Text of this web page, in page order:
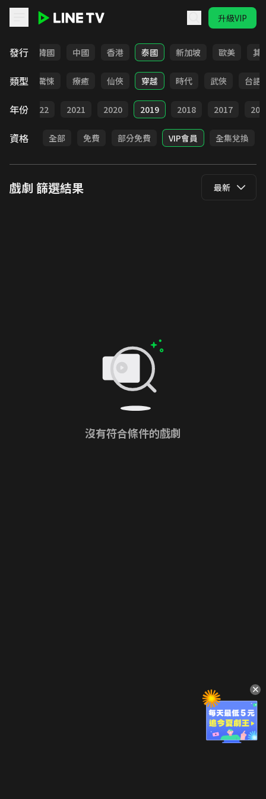
升級VIP
發行
日本 韓國 中國 香港 泰國 新加坡 歐美 其
類型
奇幻 驚悚 療癒 仙俠 穿越 時代 武俠 台語
年份 2022 2021 2020 2019 2018 2017
資格 全部 免費 部分免費 VIP會員 全集兌換
戲劇 篩選結果 最新
沒有符合條件的戲劇